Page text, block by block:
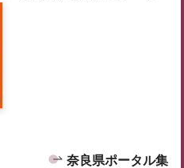
奈良県ポータル集